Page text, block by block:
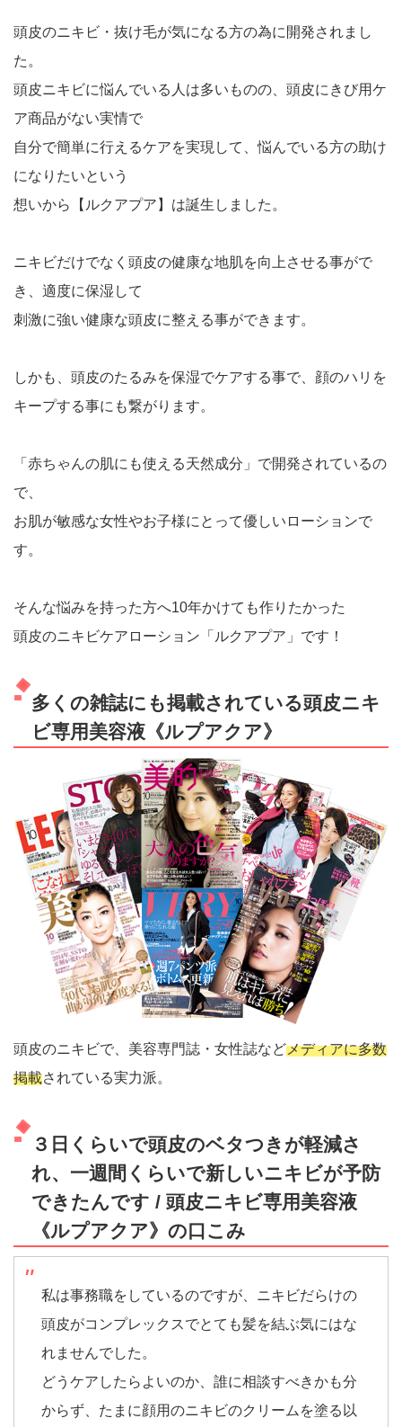
頭皮のニキビ・抜け毛が気になる方の為に開発されまし
た。
頭皮ニキビに悩んでいる人は多いものの、頭皮にきび用ケ
ア商品がない実情で
自分で簡単に行えるケアを実現して、悩んでいる方の助け
になりたいという
想いから【ルクアプア】は誕生しました。
ニキビだけでなく頭皮の健康な地肌を向上させる事がで
き、適度に保湿して
刺激に強い健康な頭皮に整える事ができます。
しかも、頭皮のたるみを保湿でケアする事で、顔のハリを
キープする事にも繋がります。
「赤ちゃんの肌にも使える天然成分」で開発されているの
で、
お肌が敏感な女性やお子様にとって優しいローションで
す。
そんな悩みを持った方へ10年かけても作りたかった
頭皮のニキビケアローション「ルクアプア」です！
多くの雑誌にも掲載されている頭皮ニキ
ビ専用美容液《ルプアクア》
頭皮のニキビで、美容専門誌・女性誌などメディアに多数
掲載されている実力派。
３日くらいで頭皮のベタつきが軽減さ
れ、一週間くらいで新しいニキビが予防
できたんです / 頭皮ニキビ専用美容液
《ルプアクア》の口こみ
私は事務職をしているのですが、ニキビだらけの
頭皮がコンプレックスでとても髪を結ぶ気にはな
れませんでした。
どうケアしたらよいのか、誰に相談すべきかも分
からず、たまに顔用のニキビのクリームを塗る以